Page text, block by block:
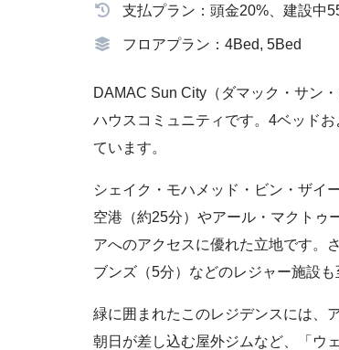
支払プラン：頭金20%、建設中
フロアプラン：4Bed, 5Bed
DAMAC Sun City（ダマック・サン
ハウスコミュニティです。4ベッド
ています。
シェイク・モハメッド・ビン・ザイ
空港（約25分）やアール・マクトゥ
アへのアクセスに優れた立地です。
ブンズ（5分）などのレジャー施設も
緑に囲まれたこのレジデンスには、
朝日が差し込む屋外ジムなど、「ウ